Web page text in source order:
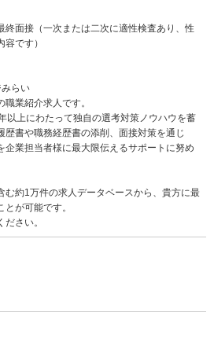
面接（一次または二次に適性検査あり、性
です）
らい
業紹介求人です。
以上にわたって独自の選考対策ノウハウを蓄
歴書や職務経歴書の添削、面接対策を通じ
企業担当者様に最大限伝えるサポートに努め
む約1万件の求人データベースから、貴方に最
が可能です。
さい。